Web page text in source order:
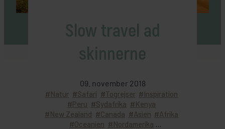
Slow travel ad
skinnerne
09. november 2018
Natur Safari Togrejser
Inspiration
Peru
Sydafrika
Kenya
New Zealand
Canada Asien
Afrika
Oceanien
Nordamerika